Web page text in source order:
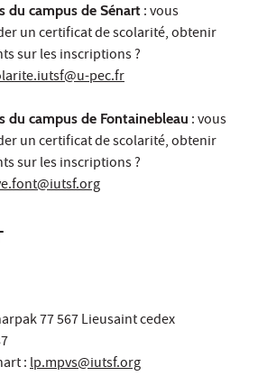
du campus de Sénart : vous
un certificat de scolarité, obtenir
sur les inscriptions ?
pec.fr
du campus de Fontainebleau : vous
un certificat de scolarité, obtenir
sur les inscriptions ?
77 567 Lieusaint cedex
:lp.mpvs@iutsf.org